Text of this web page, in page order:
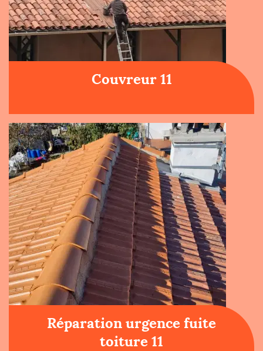
Couvreur 11
Réparation urgence fuite
toiture 11